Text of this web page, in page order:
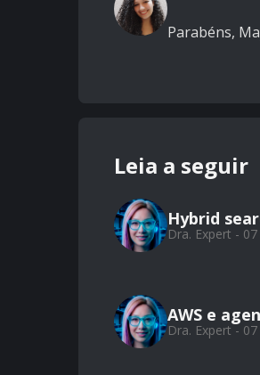
Parabéns,
Leia a seguir
Hybrid
Dra. Expert -
AWS e
Dra. Expert -